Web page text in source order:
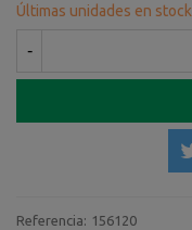
Últimas unidades en stock
-
Referencia: 156120